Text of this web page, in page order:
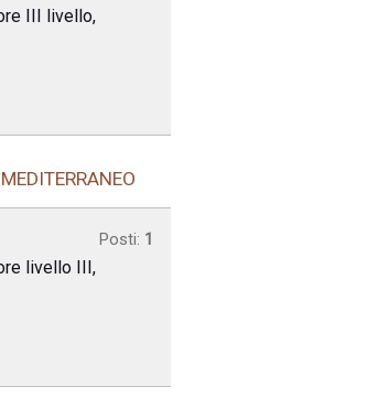
III livello,
Posti: 1
livello III,